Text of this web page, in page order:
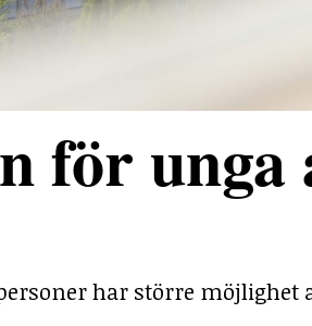
för unga
har större möjlighet